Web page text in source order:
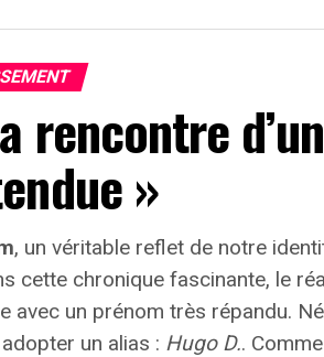
rencontre
»
, un véritable reflet de notre
cette chronique fascinante, le
avec un prénom très répandu.
adopter un alias : Hugo D..